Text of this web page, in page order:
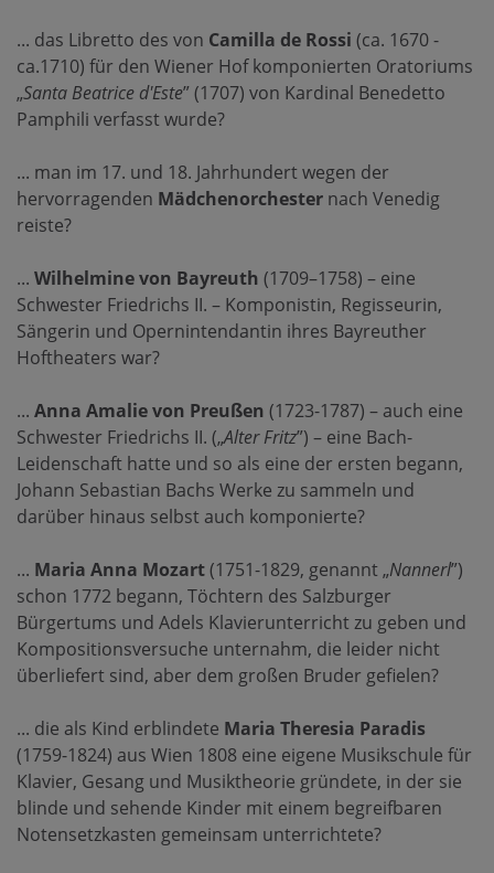
... das Libretto des von Camilla de Rossi (ca. 1670 -
ca.1710) für den Wiener Hof komponierten Oratoriums
„Santa Beatrice d'Este” (1707) von Kardinal Benedetto
Pamphili verfasst wurde?
... man im 17. und 18. Jahrhundert wegen der
hervorragenden Mädchenorchester nach Venedig
reiste?
... Wilhelmine von Bayreuth (1709–1758) – eine
Schwester Friedrichs II. – Komponistin, Regisseurin,
Sängerin und Opernintendantin ihres Bayreuther
Hoftheaters war?
... Anna Amalie von Preußen (1723-1787) – auch eine
Schwester Friedrichs II. („Alter Fritz”) – eine Bach-
Leidenschaft hatte und so als eine der ersten begann,
Johann Sebastian Bachs Werke zu sammeln und
darüber hinaus selbst auch komponierte?
... Maria Anna Mozart(1751-1829, genannt „Nannerl”)
schon 1772 begann, Töchtern des Salzburger
Bürgertums und Adels Klavierunterricht zu geben und
Kompositionsversuche unternahm, die leider nicht
überliefert sind, aber dem großen Bruder gefielen?
... die als Kind erblindete Maria Theresia Paradis
(1759-1824) aus Wien 1808 eine eigene Musikschule für
Klavier, Gesang und Musiktheorie gründete, in der sie
blinde und sehende Kinder mit einem begreifbaren
Notensetzkasten gemeinsam unterrichtete?